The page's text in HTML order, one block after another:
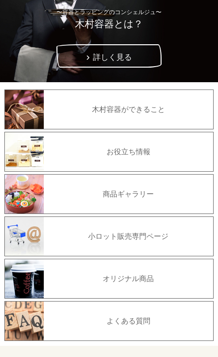
〜容器とラッピングのコンシェルジュ〜
木村容器とは？
詳しく見る
木村容器ができること
お役立ち情報
商品ギャラリー
小ロット販売専門ページ
オリジナル商品
よくある質問